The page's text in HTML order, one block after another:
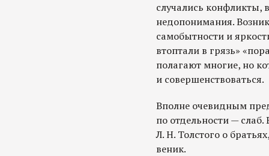
случались конфликты,
недопонимания.
самобытности и
втоптали в грязь»
полагают многие, но
и совершенствоваться.
Вполне очевидным
по отдельности — слаб.
Л. Н. Толстого о
веник.